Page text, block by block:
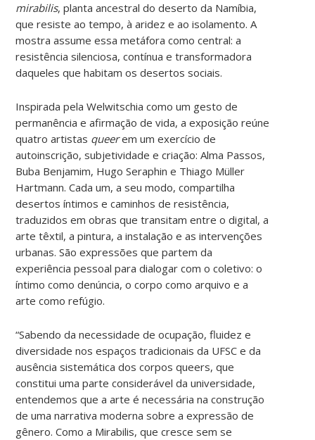
mirabilis, planta ancestral do deserto da Namíbia,
que resiste ao tempo, à aridez e ao isolamento. A
mostra assume essa metáfora como central: a
resistência silenciosa, contínua e transformadora
daqueles que habitam os desertos sociais.
Inspirada pela Welwitschia como um gesto de
permanência e afirmação de vida, a exposição reúne
quatro artistas queerem um exercício de
autoinscrição, subjetividade e criação: Alma Passos,
Buba Benjamim, Hugo Seraphin e Thiago Müller
Hartmann. Cada um, a seu modo, compartilha
desertos íntimos e caminhos de resistência,
traduzidos em obras que transitam entre o digital, a
arte têxtil, a pintura, a instalação e as intervenções
urbanas. São expressões que partem da
experiência pessoal para dialogar com o coletivo: o
íntimo como denúncia, o corpo como arquivo e a
arte como refúgio.
“Sabendo da necessidade de ocupação, fluidez e
diversidade nos espaços tradicionais da UFSC e da
ausência sistemática dos corpos queers, que
constitui uma parte considerável da universidade,
entendemos que a arte é necessária na construção
de uma narrativa moderna sobre a expressão de
gênero. Como a Mirabilis, que cresce sem se